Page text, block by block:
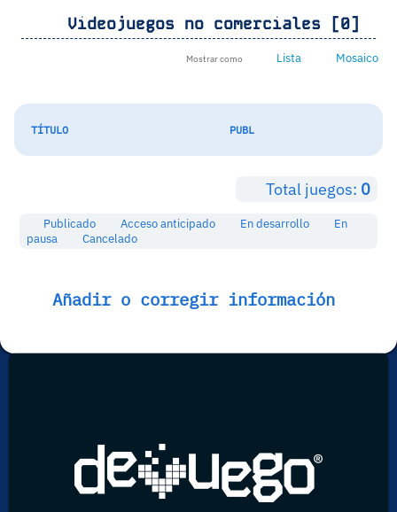
Videojuegos no comerciales [0]
Mostrar como Lista Mosaico
TÍTULO PUBL
Total juegos: 0
Publicado Acceso anticipado En desarrollo
En
pausa
Cancelado
Añadir o corregir información